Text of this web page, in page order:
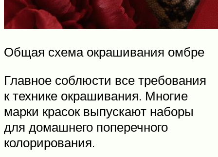
Общая схема окрашивания омбре
Главное соблюсти все требования
к технике окрашивания. Многие
марки красок выпускают наборы
для домашнего поперечного
колорирования.